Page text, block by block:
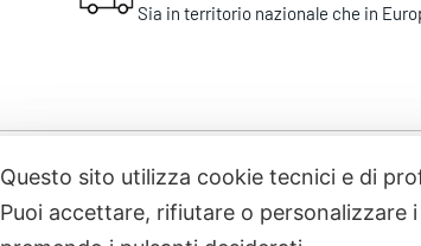
Sia in territorio nazionale che in
Prodotti correlati
Questo sito utilizza cookie tecnici e di
Puoi accettare, rifiutare o personalizzare